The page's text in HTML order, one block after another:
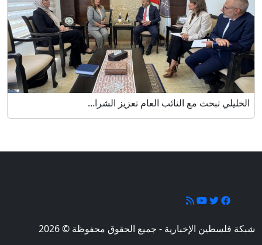
الخليلي تبحث مع النائب العام تعزيز الشرا...
شبكة فلسطين الإخبارية - جميع الحقوق محفوظة © 2026